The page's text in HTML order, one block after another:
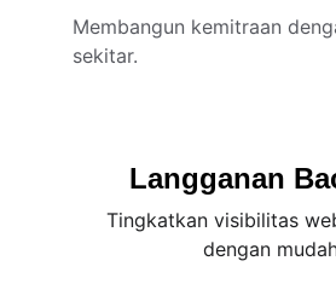
Membangun kemitraan
sekitar.
Langganan
Tingkatkan visibilitas
dengan